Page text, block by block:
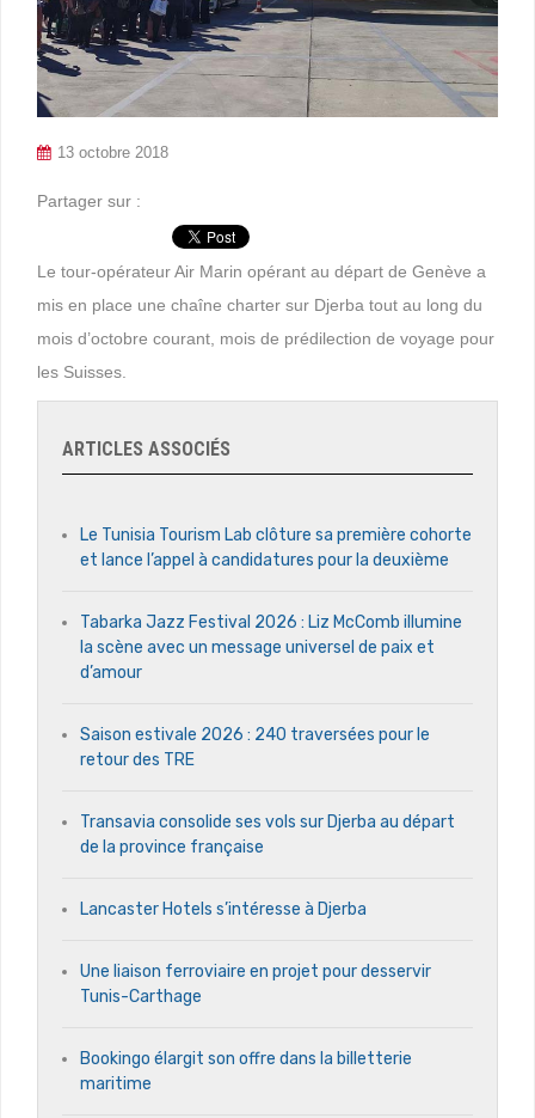
13 octobre 2018
Partager sur :
Le tour-opérateur Air Marin opérant au départ de Genève a
mis en place une chaîne charter sur Djerba tout au long du
mois d’octobre courant, mois de prédilection de voyage pour
les Suisses.
ARTICLES ASSOCIÉS
Le Tunisia Tourism Lab clôture sa première cohorte
et lance l’appel à candidatures pour la deuxième
Tabarka Jazz Festival 2026 : Liz McComb illumine
la scène avec un message universel de paix et
d’amour
Saison estivale 2026 : 240 traversées pour le
retour des TRE
Transavia consolide ses vols sur Djerba au départ
de la province française
Lancaster Hotels s’intéresse à Djerba
Une liaison ferroviaire en projet pour desservir
Tunis-Carthage
Bookingo élargit son offre dans la billetterie
maritime